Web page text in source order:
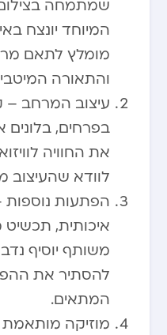
שמתמחה בצילום
המיוחד יונצח
מומלץ לתאם
והתאורה
עיצוב המרחב –
בפרחים, בלונים
את החוויה
לוודא שהעיצוב
הפתעות
איכותית, תכשיט
משותף יוסיף
להסתיר את
המתאים.
מוזיקה מותאמת